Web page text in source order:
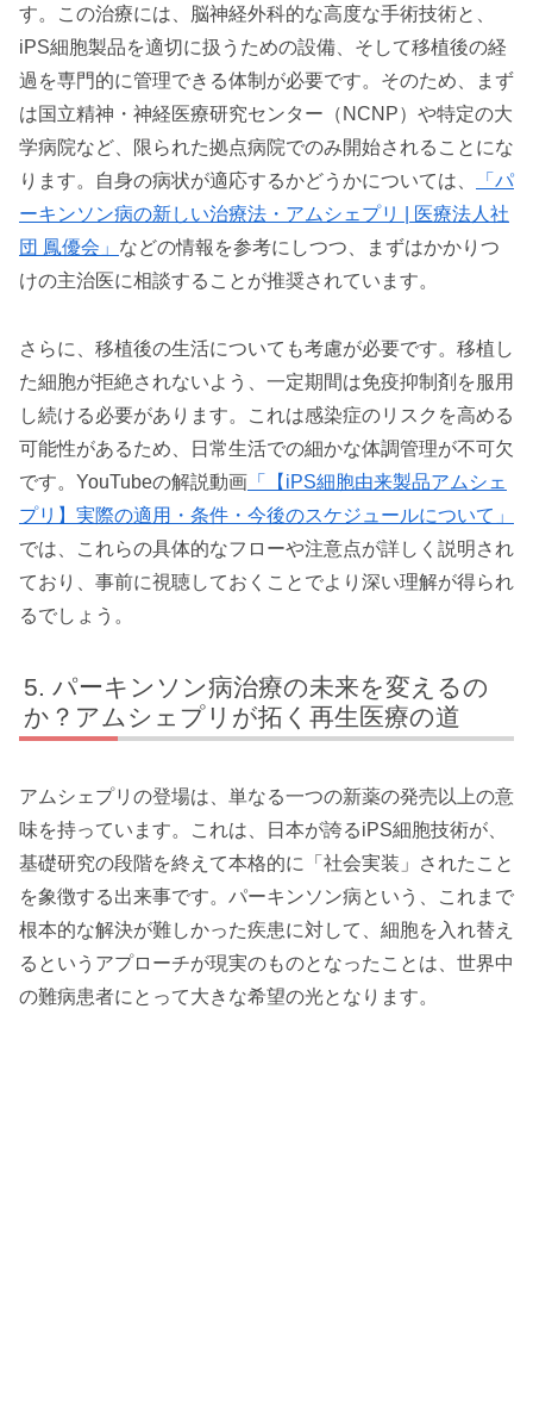
す。この治療には、脳神経外科的な高度な手術技術と、
iPS細胞製品を適切に扱うための設備、そして移植後の経
過を専門的に管理できる体制が必要です。そのため、まず
は国立精神・神経医療研究センター（NCNP）や特定の大
学病院など、限られた拠点病院でのみ開始されることにな
ります。自身の病状が適応するかどうかについては、
「パ
ーキンソン病の新しい治療法・アムシェプリ | 医療法人社
団 鳳優会」 などの情報を参考にしつつ、まずはかかりつ
けの主治医に相談することが推奨されています。
さらに、移植後の生活についても考慮が必要です。移植し
た細胞が拒絶されないよう、一定期間は免疫抑制剤を服用
し続ける必要があります。これは感染症のリスクを高める
可能性があるため、日常生活での細かな体調管理が不可欠
です。YouTubeの解説動画 「【iPS細胞由来製品アムシェ
プリ】実際の適用・条件・今後のスケジュールについて」
では、これらの具体的なフローや注意点が詳しく説明され
ており、事前に視聴しておくことでより深い理解が得られ
るでしょう。
パーキンソン病治療の未来を変えるの
か？アムシェプリが拓く再生医療の道
アムシェプリの登場は、単なる一つの新薬の発売以上の意
味を持っています。これは、日本が誇るiPS細胞技術が、
基礎研究の段階を終えて本格的に「社会実装」されたこと
を象徴する出来事です。パーキンソン病という、これまで
根本的な解決が難しかった疾患に対して、細胞を入れ替え
るというアプローチが現実のものとなったことは、世界中
の難病患者にとって大きな希望の光となります。